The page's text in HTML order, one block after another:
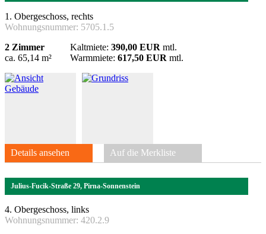
1. Obergeschoss, rechts
Wohnungsnummer: 5705.1.5
2 Zimmer
ca. 65,14 m²
Kaltmiete: 390,00 EUR mtl.
Warmmiete: 617,50 EUR mtl.
Details ansehen Auf die Merkliste
Julius-Fucik-Straße 29, Pirna-Sonnenstein
4. Obergeschoss, links
Wohnungsnummer: 420.2.9